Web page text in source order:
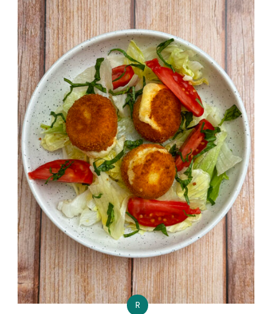
R